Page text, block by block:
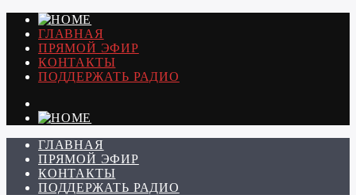
ГЛАВНАЯ
ПРЯМОЙ ЭФИР
КОНТАКТЫ
ПОДДЕРЖАТЬ РАДИО
ГЛАВНАЯ
ПРЯМОЙ ЭФИР
КОНТАКТЫ
ПОДДЕРЖАТЬ РАДИО